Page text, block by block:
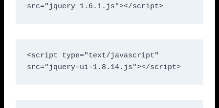
src="jquery_1.6.1.js"></script>
<script type="text/javascript"
src="jquery-ui-1.8.14.js"></script>